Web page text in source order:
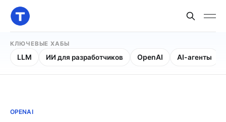
КЛЮЧЕВЫЕ ХАБЫ
LLM ИИ для разработчиков OpenAI AI-агенты
OPENAI